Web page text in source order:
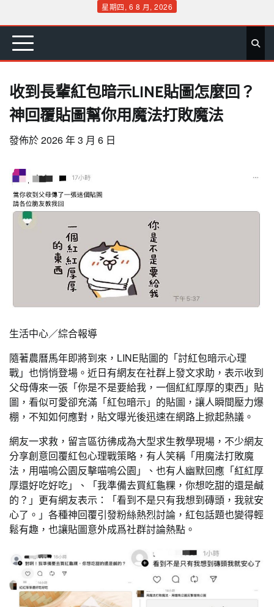
content
星期四, 6 8 月, 2026
首 要 娛 生 社 文 公 運 旅 政 地 專
收到長輩紅包暗示LINE貼圖怎麼回？
神回覆貼圖幫你用魔法打敗魔法
發佈於2026 年 3 月 6 日
生活中心／綜合報導
隨著農曆馬年即將到來，LINE貼圖的「討紅包暗示心理
戰」也悄悄登場。近日有網友在社群上發文求助，表示收到
父母傳來一張「你是不是要給我，一個紅紅厚厚的東西」貼
圖，看似可愛卻充滿「紅包暗示」的貼圖，讓人瞬間壓力爆
棚，不知如何應對，貼文曝光後迅速在網路上掀起熱議。
網友一求救，留言區彷彿成為大型求生教學現場，不少網友
分享創意回覆紅包心理戰策略，有人笑稱「用魔法打敗魔
法，用喵嗚公園反擊喵嗚公園」、也有人幽默回應「紅紅厚
厚還好吃好吃」、「我準備去買紅龜粿，你想吃甜的還是鹹
的？」更有網友表示：「看到不是只有我想到磚頭，我就安
心了。」各種神回覆引發粉絲熱烈討論，紅包話題也變得輕
鬆有趣，也讓貼圖意外成爲社群討論熱點。